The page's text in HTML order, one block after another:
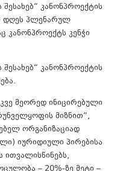
კანონპროექტის
დღეს პლენარულ
კანონპროექტს კენჭი
კანონპროექტის
მეორედ ინიცირებული
მიზნით“,
ორგანიზაციად
იურიდიული პირებისა
ითვალისწინებს,